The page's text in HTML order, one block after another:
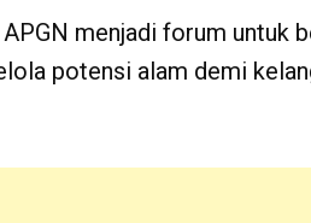
APGN menjadi forum untuk
potensi alam demi